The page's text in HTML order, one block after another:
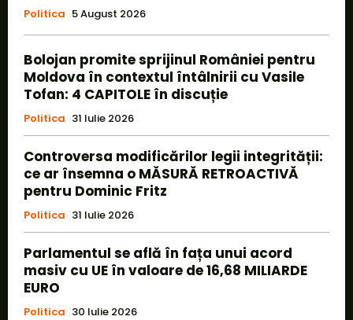
Politica 5 August 2026
Bolojan promite sprijinul României pentru
Moldova în contextul întâlnirii cu Vasile
Tofan: 4 CAPITOLE în discuție
Politica 31 Iulie 2026
Controversa modificărilor legii integrității:
ce ar însemna o MĂSURĂ RETROACTIVĂ
pentru Dominic Fritz
Politica 31 Iulie 2026
Parlamentul se află în fața unui acord
masiv cu UE în valoare de 16,68 MILIARDE
EURO
Politica 30 Iulie 2026